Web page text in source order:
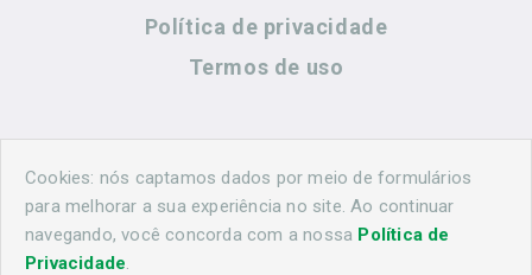
Política de privacidade
Termos de uso
Contato
(44) 99883-8883
Cookies: nós captamos dados por meio de formulários
para melhorar a sua experiência no site. Ao continuar
navegando, você concorda com a nossa Política de
Privacidade.